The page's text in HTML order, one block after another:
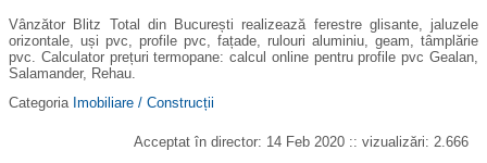
Vânzător Blitz Total din București realizează ferestre glisante, jaluzele
orizontale, uși pvc, profile pvc, fațade, rulouri aluminiu, geam, tâmplărie
pvc. Calculator prețuri termopane: calcul online pentru profile pvc Gealan,
Salamander, Rehau.
Categoria Imobiliare / Construcții
Acceptat în director: 14 Feb 2020 :: vizualizări: 2.666